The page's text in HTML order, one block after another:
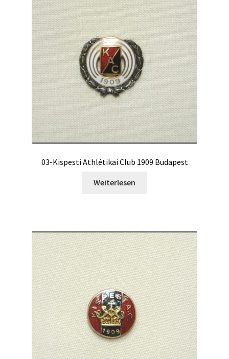
03-Kispesti Athlétikai Club 1909 Budapest
Weiterlesen